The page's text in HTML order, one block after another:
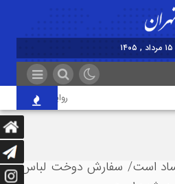
روایت اصناف از